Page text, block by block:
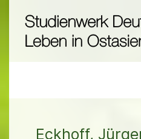
Eckhoff,